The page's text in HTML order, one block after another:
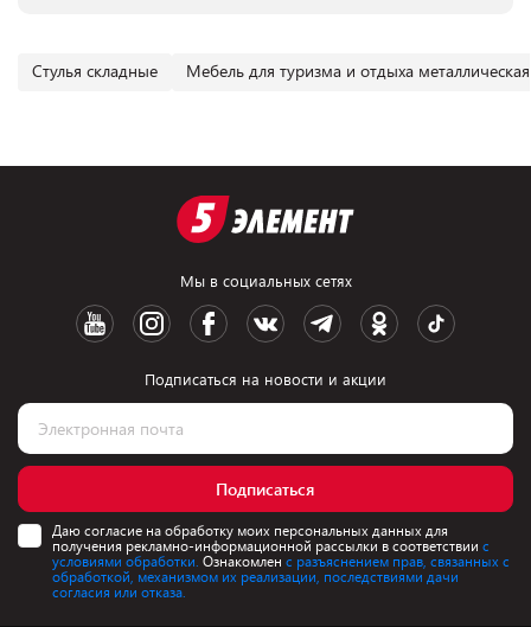
Cтулья складные Мебель для туризма и отдыха металлическая
Мы в социальных сетях
Подписаться на новости и акции
Подписаться
Даю согласие на обработку моих персональных данных для
получения рекламно-информационной рассылки в соответствии с
условиями обработки. Ознакомлен с разъяснением прав, связанных с
обработкой, механизмом их реализации, последствиями дачи
согласия или отказа.